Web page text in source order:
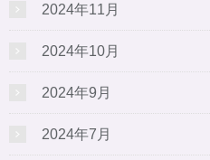
2024年11月
2024年10月
2024年9月
2024年7月